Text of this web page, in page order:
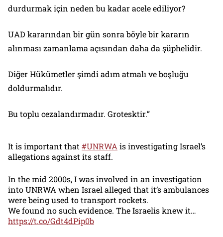
durdurmak için neden bu kadar acele ediliyor?
UAD kararından bir gün sonra böyle bir kararın
alınması zamanlama açısından daha da şüphelidir.
Diğer Hükümetler şimdi adım atmalı ve boşluğu
doldurmalıdır.
Bu toplu cezalandırmadır. Grotesktir.”
It is important that #UNRWA is investigating Israel’s
allegations against its staff.
In the mid 2000s, I was involved in an investigation
into UNRWA when Israel alleged that it’s ambulances
were being used to transport rockets.
We found no such evidence. The Israelis knew it…
https://t.co/Gdt4dPip0b